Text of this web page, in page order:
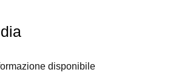
disponibile